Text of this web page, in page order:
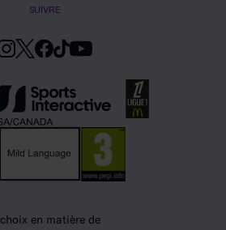
SUIVRE
en matière de